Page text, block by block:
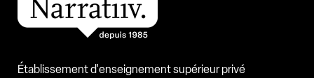
Établissement d'enseignement supérieur privé